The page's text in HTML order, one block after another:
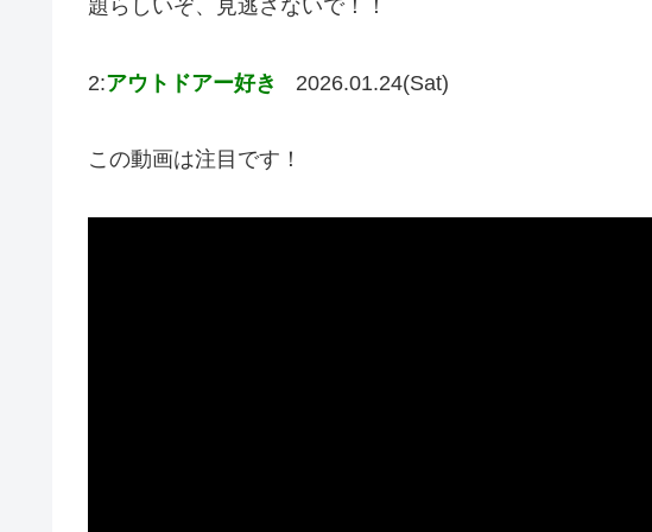
題らしいぞ、見逃さないで！！
2:アウトドアー好き 2026.01.24(Sat)
この動画は注目です！